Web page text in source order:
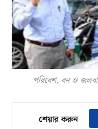
পরিবেশ, বন ও জলবায়ু
শেয়ার করুন